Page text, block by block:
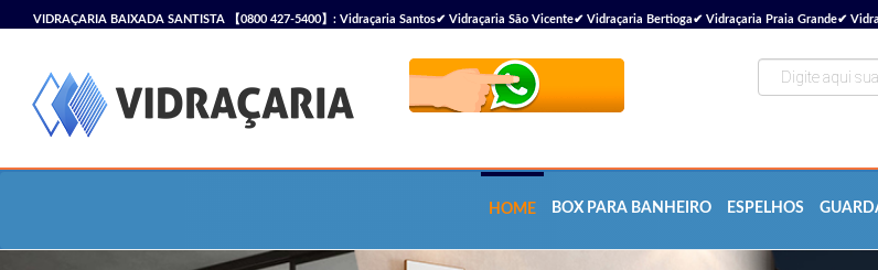
VIDRAÇARIA BAIXADA SANTISTA 【0800 427-5400】: Vidraçaria Santos✔ Vidraçaria São Vicente✔ Vidraçaria Bertioga✔ Vidraçaria Praia Grande✔
HOME BOX PARA BANHEIRO ESPELHOS